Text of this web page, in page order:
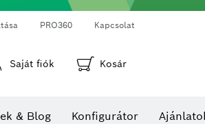
PRO360 Kapcsolat
Saját fiók Kosár
& Blog Konfigurátor